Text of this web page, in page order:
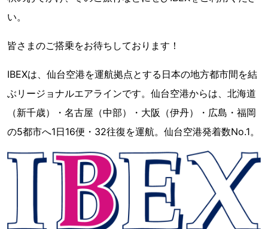
い。
皆さまのご搭乗をお待ちしております！
IBEXは、仙台空港を運航拠点とする日本の地方都市間を結
ぶリージョナルエアラインです。仙台空港からは、北海道
（新千歳）・名古屋（中部）・大阪（伊丹）・広島・福岡
の5都市へ1日16便・32往復を運航。仙台空港発着数No.1。